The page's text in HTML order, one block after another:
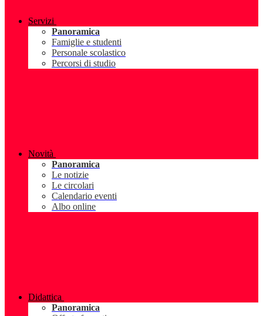
Servizi
Panoramica
Famiglie e studenti
Personale scolastico
Percorsi di studio
Novità
Panoramica
Le notizie
Le circolari
Calendario eventi
Albo online
Didattica
Panoramica